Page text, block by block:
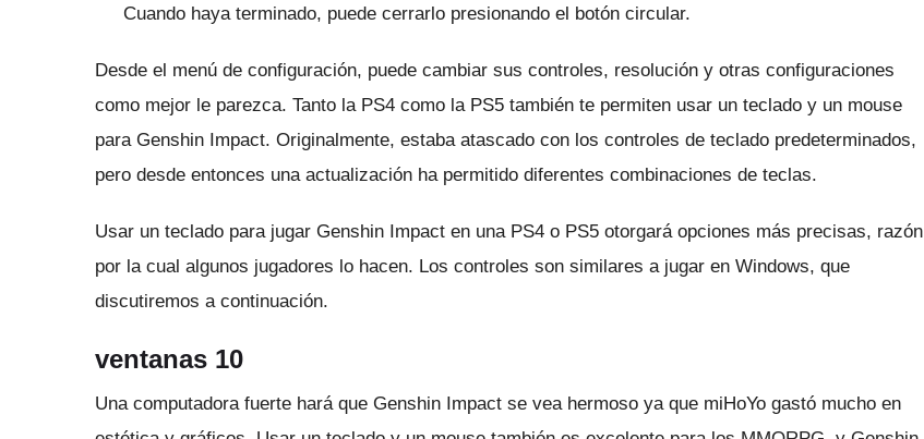
Cuando haya terminado, puede cerrarlo presionando el botón circular.
Desde el menú de configuración, puede cambiar sus controles, resolución y otras configuraciones
como mejor le parezca. Tanto la PS4 como la PS5 también te permiten usar un teclado y un mouse
para Genshin Impact. Originalmente, estaba atascado con los controles de teclado predeterminados,
pero desde entonces una actualización ha permitido diferentes combinaciones de teclas.
Usar un teclado para jugar Genshin Impact en una PS4 o PS5 otorgará opciones más precisas, razón
por la cual algunos jugadores lo hacen. Los controles son similares a jugar en Windows, que
discutiremos a continuación.
ventanas 10
Una computadora fuerte hará que Genshin Impact se vea hermoso ya que miHoYo gastó mucho en